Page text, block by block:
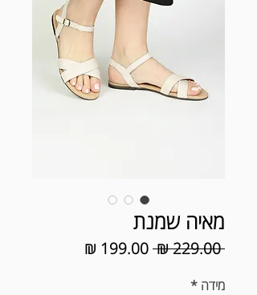
מאיה שמנת
‏229.00 ‏₪
מחיר
מידה *